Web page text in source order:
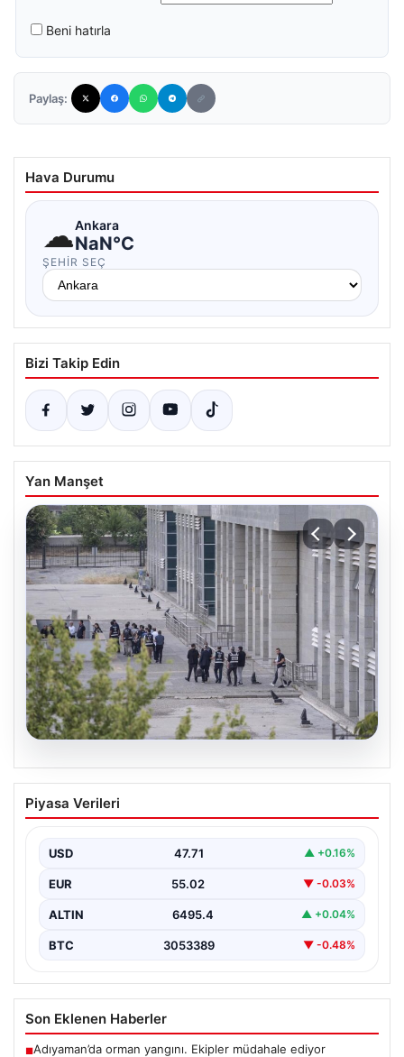
Beni hatırla
Paylaş:
Hava Durumu
☁Ankara
NaN°C
ŞEHIR SEÇ
Bizi Takip Edin
Yan Manşet
Etimesgut Belediyesi’nde Geniş
Kapsamlı Soruşturma: Başkan
Çıktı
Ankara'nın Etimesgut ilçesinde bulunan belediyeye
yönelik yürütülen kapsamlı soruşturma kapsamında
Piyasa Verileri
USD 47.71 ▲ +0.16%
EUR 55.02 ▼ -0.03%
ALTIN 6495.4 ▲ +0.04%
BTC 3053389 ▼ -0.48%
Son Eklenen Haberler
■Adıyaman’da orman yangını. Ekipler müdahale ediyor